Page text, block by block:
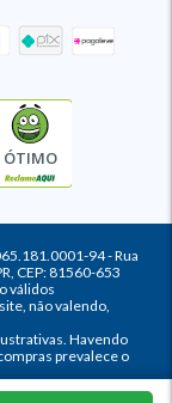
ÓTIMO
94 - Rua
CEP: 81560-653
válidos
não valendo,
Havendo
prevalece o